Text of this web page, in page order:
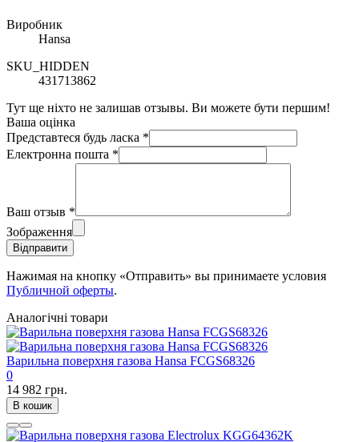
Виробник
Hansa
SKU_HIDDEN
431713862
Тут ще ніхто не залишав отзывы. Ви можете бути першим!
Ваша оцінка
Представтеся будь ласка *
Електронна пошта *
Ваш отзыв *
Зображення
Відправити
Нажимая на кнопку «Отправить» вы принимаете условия
Публичной оферты.
Аналогічні товари
Варильна поверхня газова Hansa FCGS68326
0
14 982 грн.
В кошик